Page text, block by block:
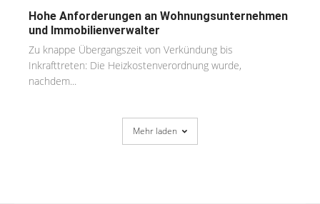
Hohe Anforderungen an Wohnungsunternehmen
und Immobilienverwalter
Zu knappe Übergangszeit von Verkündung bis
Inkrafttreten: Die Heizkostenverordnung wurde,
nachdem...
Mehr laden